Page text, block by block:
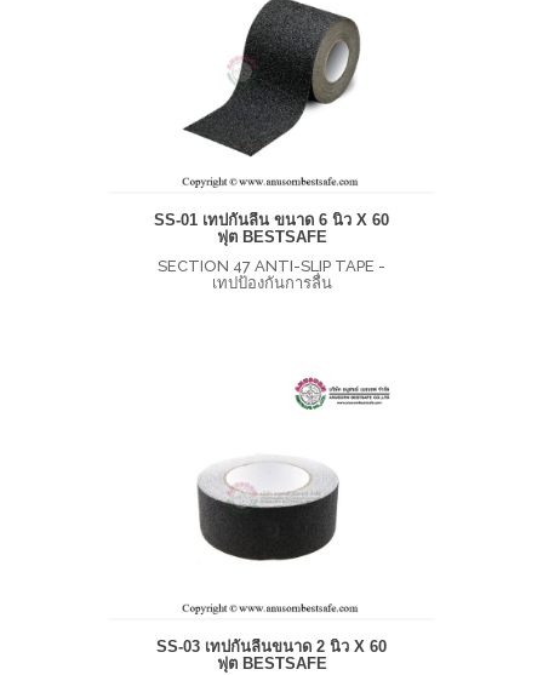
SS-01 เทปกันลื่น ขนาด 6 นิ้ว X 60
ฟุต BESTSAFE
SECTION 47 ANTI-SLIP TAPE -
เทปป้องกันการลื่น
SS-03 เทปกันลื่นขนาด 2 นิ้ว X 60
ฟุต BESTSAFE